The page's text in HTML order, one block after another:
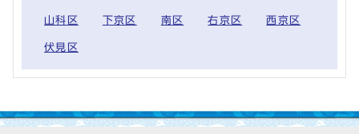
山科区 下京区 南区 右京区 西京区
伏見区